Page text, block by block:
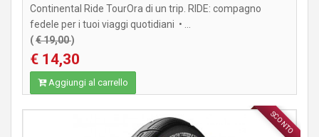
Continental Ride TourOra di un trip. RIDE: compagno
fedele per i tuoi viaggi quotidiani • ...
(€ 19,00)
€ 14,30
Aggiungi al carrello
SCONTO
COMPONENTI MTB / CITY